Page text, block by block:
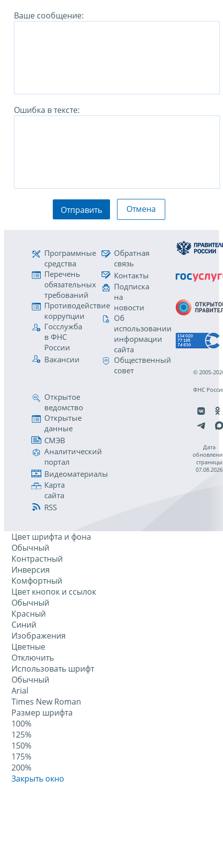
Ваше сообщение:
Ошибка в тексте:
Отправить Отмена
Программные
средства
Перечень
обязательных
требований
Противодействие
коррупции
Госслужба
в ФНС
России
Вакансии
Обратная
связь
Контакты
Подписка
на
новости
Об
использовании
информации
сайта
Общественный
совет
Открытое
ведомство
Открытые
данные
СМЭВ
Аналитический
портал
Видеоматериалы
Карта
сайта
RSS
© 2005-
ФНС
Дата
страницы
07.08.2026
Цвет шрифта и фона
Обычный
Контрастный
Инверсия
Комфортный
Цвет кнопок и ссылок
Обычный
Красный
Синий
Изображения
Цветные
Отключить
Использовать шрифт
Обычный
Arial
Times New Roman
Размер шрифта
100%
125%
150%
175%
200%
Закрыть окно